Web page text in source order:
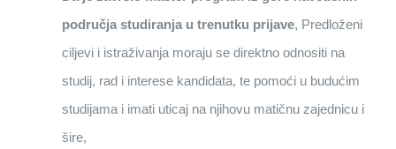
područja studiranja u trenutku prijave, Predloženi
ciljevi i istraživanja moraju se direktno odnositi na
studij, rad i interese kandidata, te pomoći u budućim
studijama i imati uticaj na njihovu matičnu zajednicu i
šire,